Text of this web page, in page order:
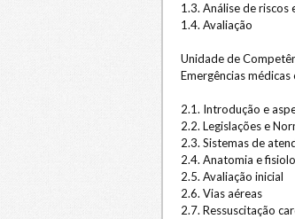
1.3. Análise de riscos
1.4. Avaliação
Unidade de
Emergências
2.1. Introdução e
2.2. Legislações e
2.3. Sistemas de
2.4. Anatomia e
2.5. Avaliação inicial
2.6. Vias aéreas
2.7. Ressuscitação